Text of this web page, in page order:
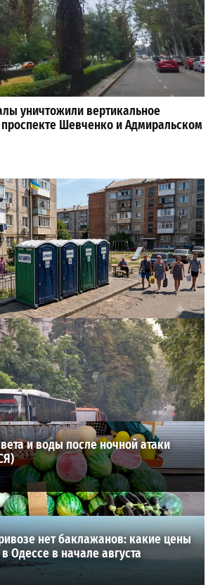
уничтожили вертикальное
Шевченко и Адмиральском
без воды и канализации:
о худшем сценарии
2
и воды после ночной атаки
нет баклажанов: какие цены
Одессе в начале августа